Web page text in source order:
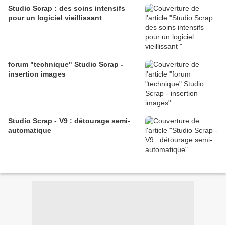
Studio Scrap : des soins intensifs
pour un logiciel vieillissant
forum "technique" Studio Scrap -
insertion images
Studio Scrap - V9 : détourage semi-
automatique